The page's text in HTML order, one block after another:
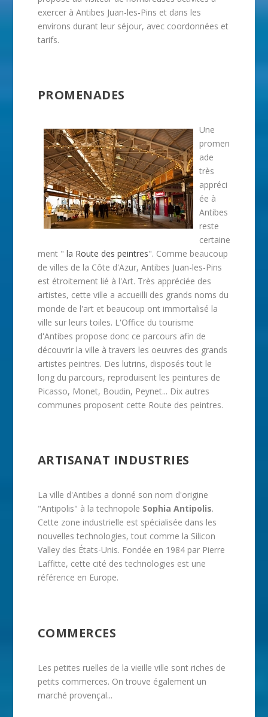
exercer à Antibes Juan-les-Pins et dans les
environs durant leur séjour, avec coordonnées et
tarifs.
PROMENADES
Une
promen
ade
très
appréci
ée à
Antibes
reste
certaine
ment " la Route des peintres". Comme beaucoup
de villes de la Côte d'Azur, Antibes Juan-les-Pins
est étroitement lié à l'Art. Très appréciée des
artistes, cette ville a accueilli des grands noms du
monde de l'art et beaucoup ont immortalisé la
ville sur leurs toiles. L'Office du tourisme
d'Antibes propose donc ce parcours afin de
découvrir la ville à travers les oeuvres des grands
artistes peintres. Des lutrins, disposés tout le
long du parcours, reproduisent les peintures de
Picasso, Monet, Boudin, Peynet... Dix autres
communes proposent cette Route des peintres.
ARTISANAT INDUSTRIES
La ville d'Antibes a donné son nom d'origine
"Antipolis" à la technopole Sophia Antipolis.
Cette zone industrielle est spécialisée dans les
nouvelles technologies, tout comme la Silicon
Valley des États-Unis. Fondée en 1984 par Pierre
Laffitte, cette cité des technologies est une
référence en Europe.
COMMERCES
Les petites ruelles de la vieille ville sont riches de
petits commerces. On trouve également un
marché provençal...